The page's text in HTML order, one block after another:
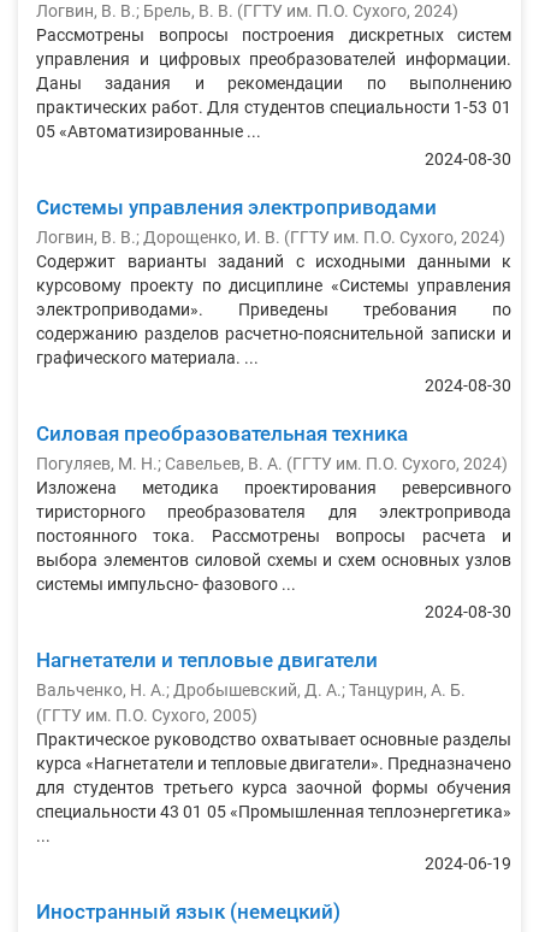
Логвин, В. В.; Брель, В. В. (ГГТУ им. П.О. Сухого, 2024)
Рассмотрены вопросы построения дискретных систем
управления и цифровых преобразователей информации.
Даны задания и рекомендации по выполнению
практических работ. Для студентов специальности 1-53 01
05 «Автоматизированные ...
2024-08-30
Системы управления электроприводами
Логвин, В. В.; Дорощенко, И. В. (ГГТУ им. П.О. Сухого, 2024)
Содержит варианты заданий с исходными данными к
курсовому проекту по дисциплине «Системы управления
электроприводами». Приведены требования по
содержанию разделов расчетно-пояснительной записки и
графического материала. ...
2024-08-30
Силовая преобразовательная техника
Погуляев, М. Н.;Савельев, В. А. (ГГТУ им. П.О. Сухого, 2024)
Изложена методика проектирования реверсивного
тиристорного преобразователя для электропривода
постоянного тока. Рассмотрены вопросы расчета и
выбора элементов силовой схемы и схем основных узлов
системы импульсно- фазового ...
2024-08-30
Нагнетатели и тепловые двигатели
Вальченко, Н. А.; Дробышевский, Д. А.;Танцурин, А. Б.
(ГГТУ им. П.О. Сухого, 2005)
Практическое руководство охватывает основные разделы
курса «Нагнетатели и тепловые двигатели». Предназначено
для студентов третьего курса заочной формы обучения
специальности 43 01 05 «Промышленная теплоэнергетика»
...
2024-06-19
Иностранный язык (немецкий)